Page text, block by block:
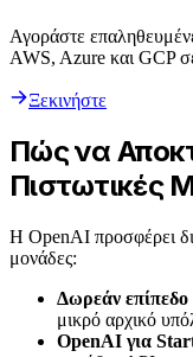
Αγοράστε
AWS, Azure και GCP
Ξεκινήστε
Πώς να
Πιστωτικές
Η OpenAI προσφέρει
μονάδες:
Δωρεάν επίπεδο
μικρό αρχικό
OpenAI για